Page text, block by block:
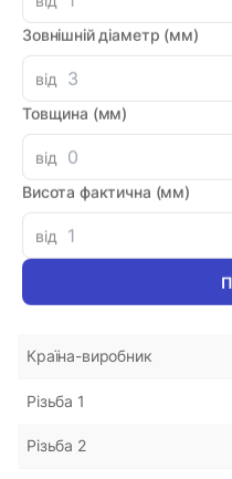
Зовнішній діаметр (мм)
від
Товщина (мм)
від
Висота фактична (мм)
від
- + В
Знайшли дешевше?
310.59 при замовленні на
Параметри
Артикул
Виробник
Країна-виробник
Різьба 1
Різьба 2